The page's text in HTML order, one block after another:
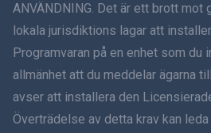
Dansk
हिंदी
ANVÄNDNING. Det är ett brott mot
lokala jurisdiktions lagar att
Programvaran på en enhet som du
allmänhet att du meddelar ägarna
avser att installera den
Överträdelse av detta krav kan